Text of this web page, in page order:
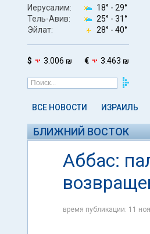
Иерусалим: 18° - 29°
Тель-Авив:
25° - 31°
Эйлат:
28° - 40°
$ 3.006 ₪ € 3.463 ₪
ВСЕ НОВОСТИ ИЗРАИЛЬ
БЛИЖНИЙ ВОСТОК
Аббас:
время публикации: 11